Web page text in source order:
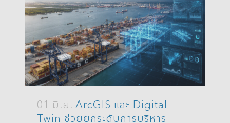
01 มิ.ย. ArcGIS และ Digital
Twin ช่วยยกระดับการบริหาร